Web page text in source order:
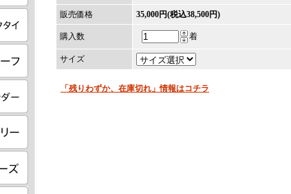
販売価格 35,000円(税込38,500円)
購入数 着
サイズ
「残りわずか、在庫切れ」情報はコチラ